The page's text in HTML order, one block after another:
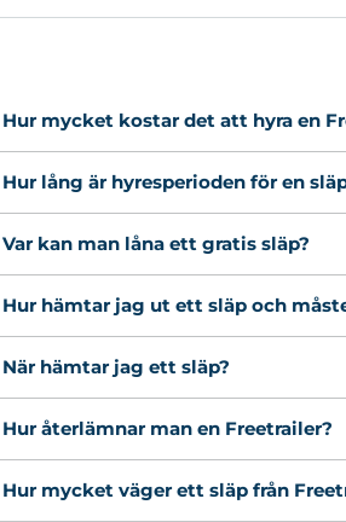
Hur mycket kostar det att hyra en
Hur lång är hyresperioden för en
Var kan man låna ett gratis släp?
Hur hämtar jag ut ett släp och
När hämtar jag ett släp?
Hur återlämnar man en Freetrailer?
Hur mycket väger ett släp från